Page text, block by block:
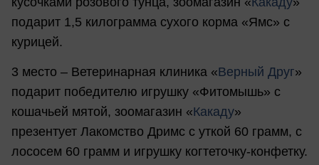
подарит 1,5 килограмма сухого корма «Ямс» с
курицей.
3 место – Ветеринарная клиника «Верный Друг»
подарит победителю игрушку «Фитомышь» с
кошачьей мятой, зоомагазин «Какаду»
презентует Лакомство Дримс с уткой 60 грамм, с
лососем 60 грамм и игрушку когтеточку-конфетку.